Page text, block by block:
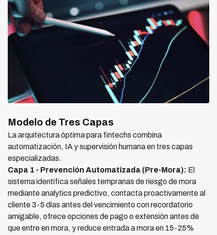
Modelo de Tres Capas
La arquitectura óptima para fintechs combina
automatización, IA y supervisión humana en tres capas
especializadas.
Capa 1 - Prevención Automatizada (Pre-Mora): El
sistema identifica señales tempranas de riesgo de mora
mediante analytics predictivo, contacta proactivamente al
cliente 3-5 días antes del vencimiento con recordatorio
amigable, ofrece opciones de pago o extensión antes de
que entre en mora, y reduce entrada a mora en 15-25%